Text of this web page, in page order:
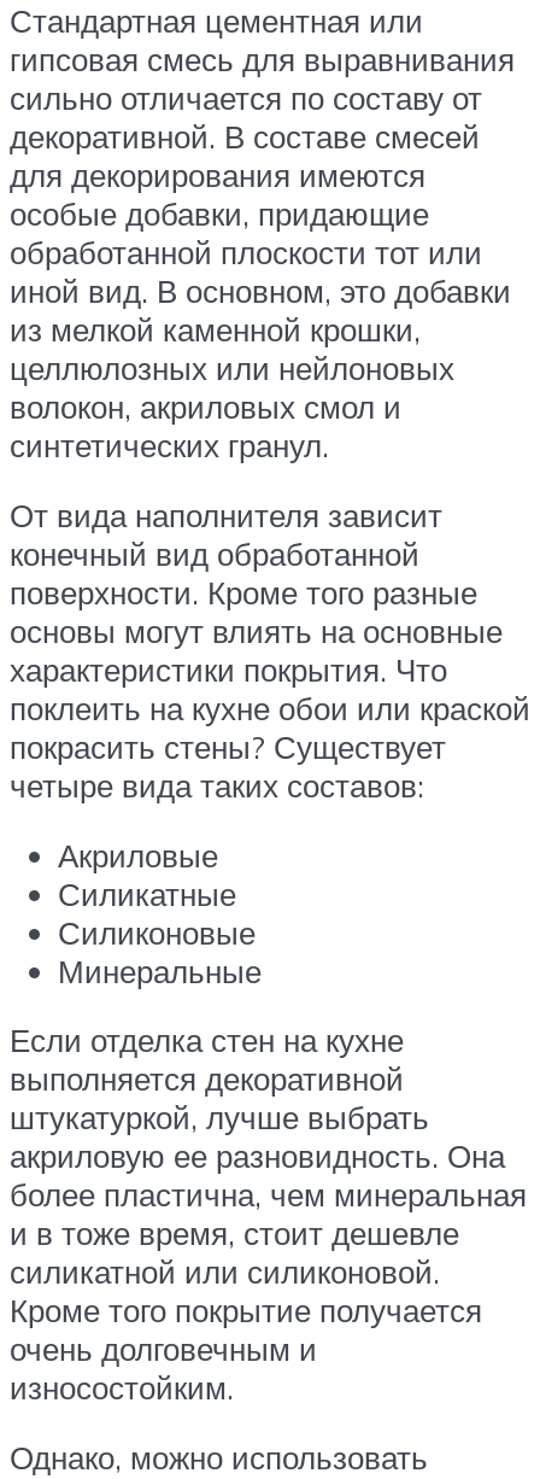
Стандартная цементная или
гипсовая смесь для выравнивания
сильно отличается по составу от
декоративной. В составе смесей
для декорирования имеются
особые добавки, придающие
обработанной плоскости тот или
иной вид. В основном, это добавки
из мелкой каменной крошки,
целлюлозных или нейлоновых
волокон, акриловых смол и
синтетических гранул.
От вида наполнителя зависит
конечный вид обработанной
поверхности. Кроме того разные
основы могут влиять на основные
характеристики покрытия. Что
поклеить на кухне обои или краской
покрасить стены? Существует
четыре вида таких составов:
Акриловые
Силикатные
Силиконовые
Минеральные
Если отделка стен на кухне
выполняется декоративной
штукатуркой, лучше выбрать
акриловую ее разновидность. Она
более пластична, чем минеральная
и в тоже время, стоит дешевле
силикатной или силиконовой.
Кроме того покрытие получается
очень долговечным и
износостойким.
Однако, можно использовать